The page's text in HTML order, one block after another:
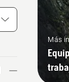
Más